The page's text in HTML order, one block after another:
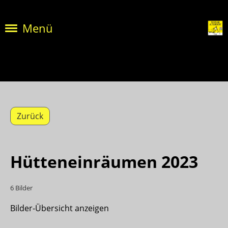
Menü
Zurück
Hütteneinräumen 2023
6 Bilder
Bilder-Übersicht anzeigen